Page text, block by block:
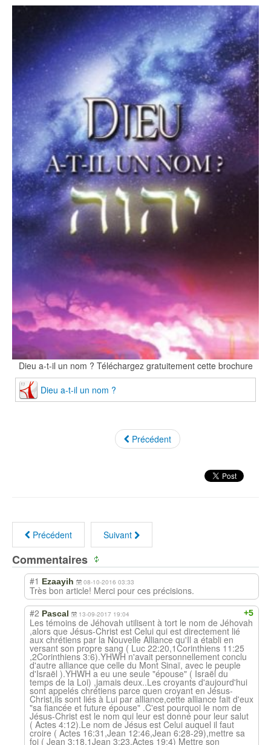
Dieu a-t-il un nom ? Téléchargez gratuitement cette brochure
Dieu a-t-il un nom ?
Précédent
Précédent Suivant
Commentaires
#1 Ezaayih 08-10-2016 03:33
Très bon article! Merci pour ces précisions.
+5
#2 Pascal 13-09-2017 19:04
Les témoins de Jéhovah utilisent à tort le nom de Jéhovah
,alors que Jésus-Christ est Celui qui est directement lié
aux chrétiens par la Nouvelle Alliance qu'Il a établi en
versant son propre sang ( Luc 22:20,1Corinthiens 11:25
,2Corinthiens 3:6).YHWH n'avait personnellement conclu
d'autre alliance que celle du Mont Sinaï, avec le peuple
d'Israël ).YHWH a eu une seule "épouse" ( Israël du
temps de la Loi) ,jamais deux..Les croyants d'aujourd'hui
sont appelés chrétiens parce quen croyant en Jésus-
Christ,ils sont liés à Lui par alliance,cette alliance fait d'eux
"sa fiancée et future épouse" .C'est pourquoi le nom de
Jésus-Christ est le nom qui leur est donné pour leur salut
( Actes 4:12).Le nom de Jésus est Celui auquel il faut
croire ( Actes 16:31,Jean 12:46,Jean 6:28-29),mettre sa
foi ( Jean 3:18,1Jean 3:23,Actes 19:4) Mettre son